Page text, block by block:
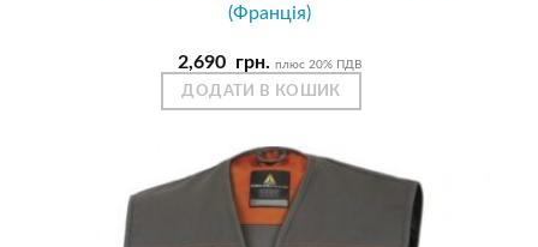
(Франція)
2,690 грн. плюс 20% ПДВ
ДОДАТИ В КОШИК